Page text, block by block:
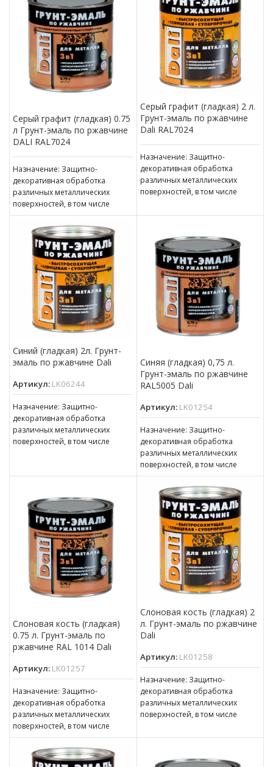
Серый графит (гладкая) 0.75
л Грунт-эмаль по ржавчине
DALI RAL7024
Назначение: Защитно-
декоративная обработка
различных металлических
поверхностей, в том числе
пораженных точечной или
сплошной коррозией c
толщиной ржавчины до 100 мкм
Серый графит (гладкая) 2 л.
Грунт-эмаль по ржавчине
Dali RAL7024
Назначение: Защитно-
декоративная обработка
различных металлических
поверхностей, в том числе
сплошной коррозией c
Синий (гладкая) 2л. Грунт-
эмаль по ржавчине Dali
Артикул: LK06244
Назначение: Защитно-
декоративная обработка
различных металлических
поверхностей, в том числе
толщиной ржавчины до 100 мкм
Синяя (гладкая) 0,75 л.
Грунт-эмаль по ржавчине
RAL5005 Dali
Артикул: LK01254
Назначение: Защитно-
декоративная обработка
различных металлических
поверхностей, в том числе
пораженных точечной или
сплошной коррозией c
толщиной ржавчины до 100 мкм
Слоновая кость (гладкая)
0.75 л. Грунт-эмаль по
ржавчине RAL 1014 Dali
Артикул: LK01257
Назначение: Защитно-
декоративная обработка
различных металлических
поверхностей, в том числе
пораженных точечной или
сплошной коррозией c
толщиной ржавчины до 100 мкм
Слоновая кость (гладкая) 2
л. Грунт-эмаль по ржавчине
Dali
Артикул: LK01258
Назначение: Защитно-
декоративная обработка
различных металлических
поверхностей, в том числе
сплошной коррозией c